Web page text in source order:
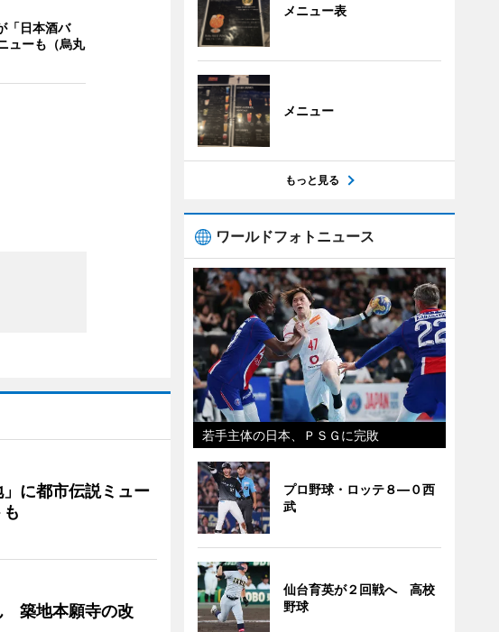
「日本酒バ
ューも（烏丸
に都市伝説ミュー
築地本願寺の改
メニュー表
メニュー
もっと見る
ワールドフォトニュース
若手主体の日本、ＰＳＧに完敗
プロ野球・ロッテ８―０西
武
仙台育英が２回戦へ 高校
野球